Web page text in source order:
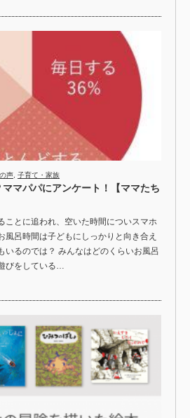
声, 子育て・家族
マパパにアンケート！【ママたち
ことに追われ、空いた時間についスマホ
呂時間は子どもにしっかりと向き合え
いるのでは？ みんなはどのくらいお風呂
びをしている…